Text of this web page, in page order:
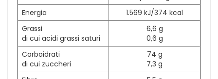
Energia
1.569 kJ/374 kcal
Grassi
di cui acidi grassi saturi
6,6 g
0,6 g
Carboidrati
di cui zuccheri
74 g
7,3 g